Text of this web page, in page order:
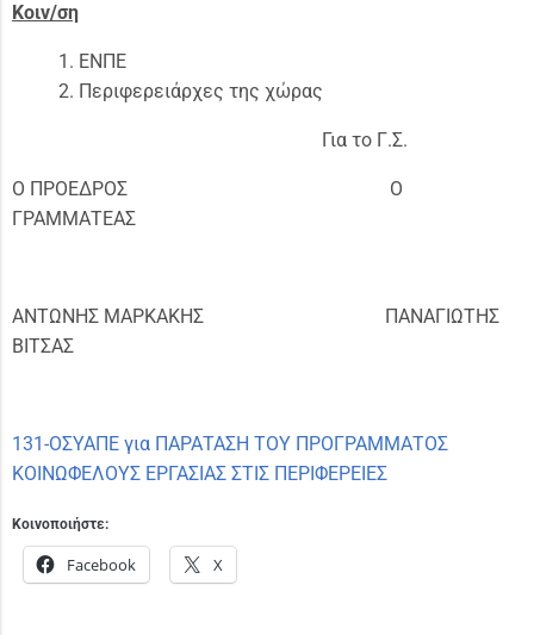
Κοιν/ση
ΕΝΠΕ
Περιφερειάρχες της χώρας
Για το Γ.Σ.
Ο ΠΡΟΕΔΡΟΣ Ο
ΓΡΑΜΜΑΤΕΑΣ
ΑΝΤΩΝΗΣ ΜΑΡΚΑΚΗΣ ΠΑΝΑΓΙΩΤΗΣ
ΒΙΤΣΑΣ
131-ΟΣΥΑΠΕ για ΠΑΡΑΤΑΣΗ ΤΟΥ ΠΡΟΓΡΑΜΜΑΤΟΣ
ΚΟΙΝΩΦΕΛΟΥΣ ΕΡΓΑΣΙΑΣ ΣΤΙΣ ΠΕΡΙΦΕΡΕΙΕΣ
Κοινοποιήστε:
Facebook X